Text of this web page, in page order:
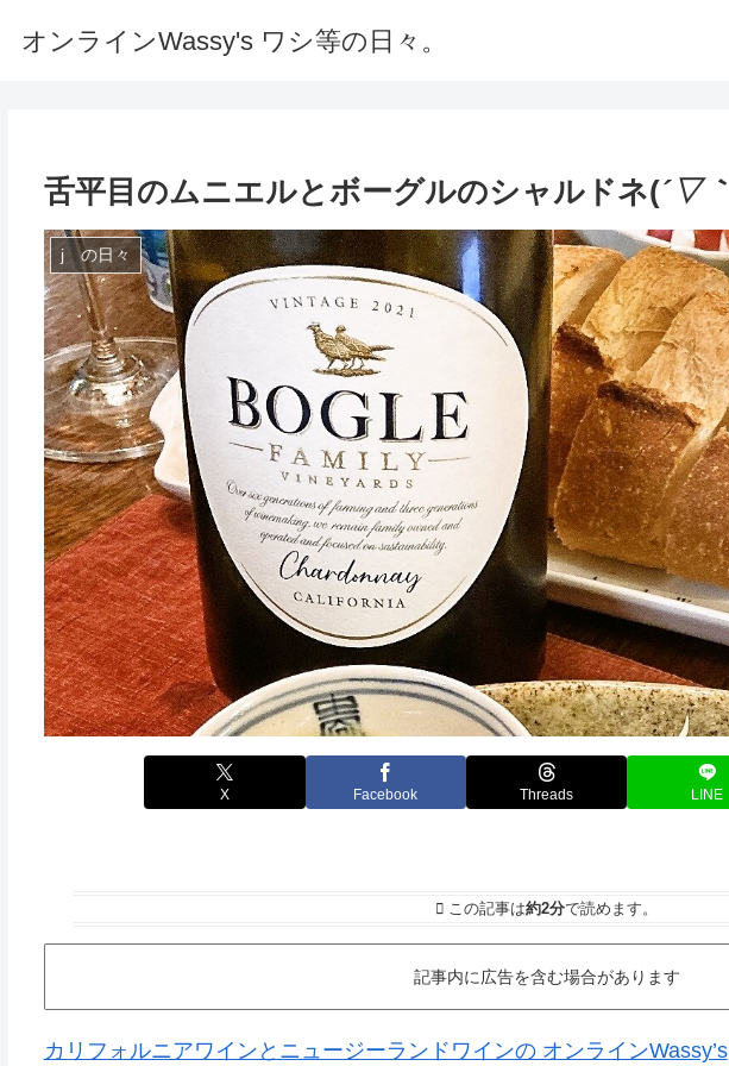
オンラインWassy's ワシ等の日々。
舌平目のムニエルとボーグルのシャルドネ(´▽｀
j の日々
X Facebook Threads LINE
この記事は約2分で読めます。
記事内に広告を含む場合があります
カリフォルニアワインとニュージーランドワインの オンラインWassy’s